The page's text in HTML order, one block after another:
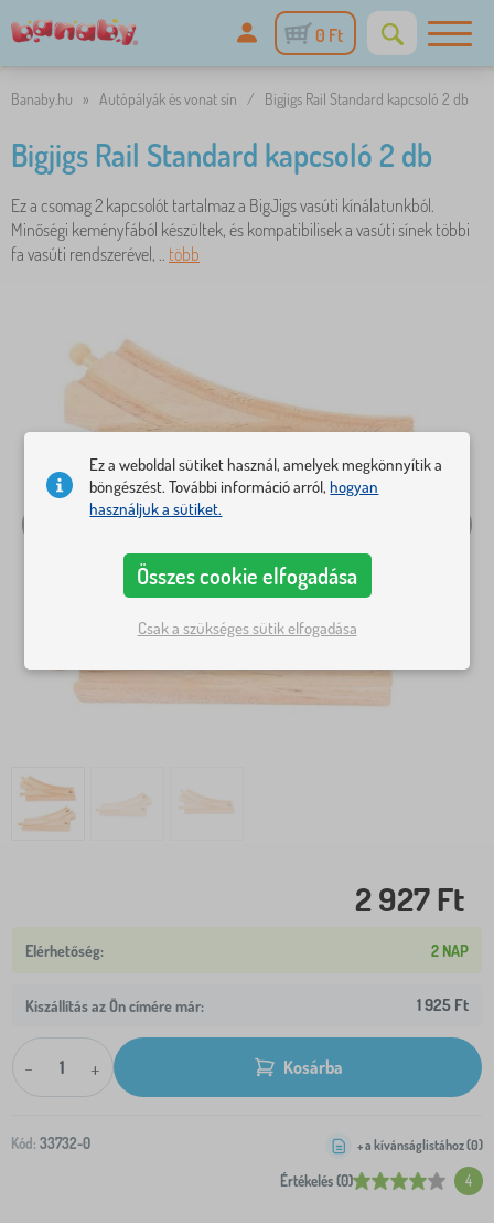
0 Ft
Banaby.hu » Autópályák és vonat sín / Bigjigs Rail Standard kapcsoló 2 db
Bigjigs Rail Standard kapcsoló 2 db
Ez a csomag 2 kapcsolót tartalmaz a BigJigs vasúti kínálatunkból.
Minőségi keményfából készültek, és kompatibilisek a vasúti sínek többi
fa vasúti rendszerével, .. több
2 927 Ft
2 NAP
Kiszállítás az Ön címére már: 1 925 Ft
- + Kosárba
Kód: 33732-0
Értékelés (0) 4
+ a kívánságlistához (0)
Ez a weboldal sütiket használ, amelyek megkönnyítik a
böngészést. További információ arról,hogyan
használjuk a sütiket.
Összes cookie elfogadása
Csak a szükséges sütik elfogadása